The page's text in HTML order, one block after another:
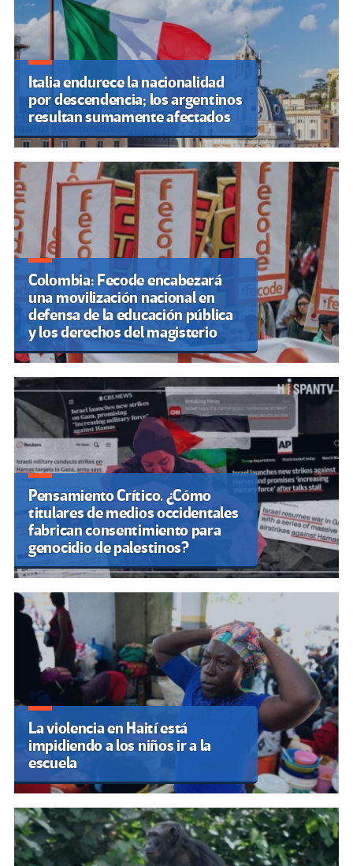
Italia endurece la nacionalidad
por descendencia; los argentinos
resultan sumamente afectados
Colombia: Fecode encabezará
una movilización nacional en
defensa de la educación pública
y los derechos del magisterio
Pensamiento Crítico. ¿Cómo
titulares de medios occidentales
fabrican consentimiento para
genocidio de palestinos?
La violencia en Haití está
impidiendo a los niños ir a la
escuela